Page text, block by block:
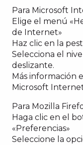
Para Microsoft
Elige el menú
de Internet»
Haz clic en la
Selecciona el
deslizante.
Más información
Microsoft
Para Mozilla
Haga clic en el
«Preferencias»
Seleccione la